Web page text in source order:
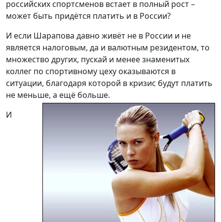
российских спортсменов встает в полный рост –
может быть придётся платить и в России?
И если Шарапова давно живёт не в России и не
является налоговым, да и валютным резидентом, то
множество других, пускай и менее знаменитых
коллег по спортивному цеху оказываются в
ситуации, благодаря которой в кризис будут платить
не меньше, а ещё больше.
И